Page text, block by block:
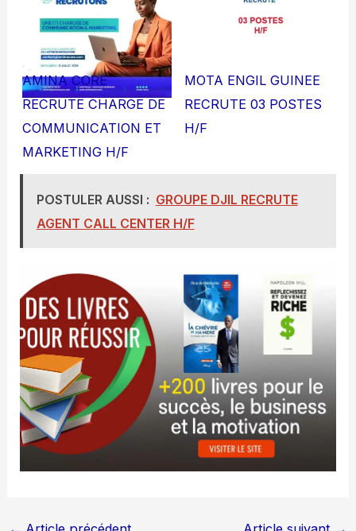
AMINA CORE
RECRUTE CHARGE DE
COMMUNICATION ET
MARKETING H/F
MOTA ENGIL GUINEE
RECRUTE 03 POSTES
H/F
POSTULER AUSSI : GROUPE DJIL RECRUTE
AGENT CALL CENTER H/F